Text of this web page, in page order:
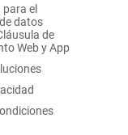
el
datos
de
Web y App